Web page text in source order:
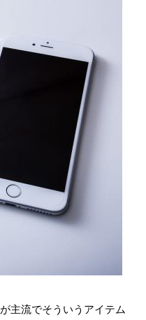
主流でそういうアイテム